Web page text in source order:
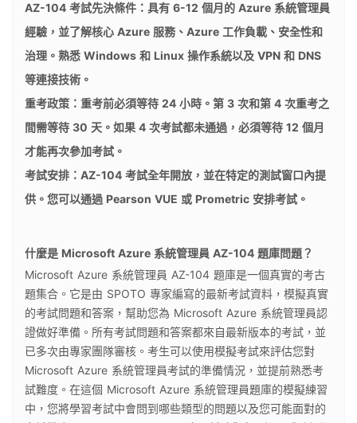
AZ-104 考試先決條件：具有 6-12 個月的 Azure 系統管理員
經驗，並了解核心 Azure 服務、Azure 工作負載、安全性和
治理。熟悉 Windows 和 Linux 操作系統以及 VPN 和 DNS
等連接技術。
重考政策：重考前必須等待 24 小時。第 3 次和第 4 次重考之
間需等待 30 天。如果 4 次考試都未通過，必須等待 12 個月
才能再次參加考試。
考試安排：AZ-104 考試全年開放，並在特定的測試窗口內提
供。您可以通過 Pearson VUE 或 Prometric 安排考試。
什麼是 Microsoft Azure 系統管理員 AZ-104 題庫問題？
Microsoft Azure 系統管理員 AZ-104 題庫是一個真實的考古
題集合。它是由 SPOTO 專家編寫的最新考試資料，模擬真實
的考試問題和答案，幫助您為 Microsoft Azure 系統管理員認
證做好準備。所有考試問題和答案都來自最新版本的考試，並
已多次由專家團隊審核。考生可以使用模擬考試來評估您對
Microsoft Azure 系統管理員考試的準備情況，並提前熟悉考
試難度。在這個 Microsoft Azure 系統管理員題庫的模擬練習
中，您將學習考試中會問到哪些類型的問題以及您可能面對的